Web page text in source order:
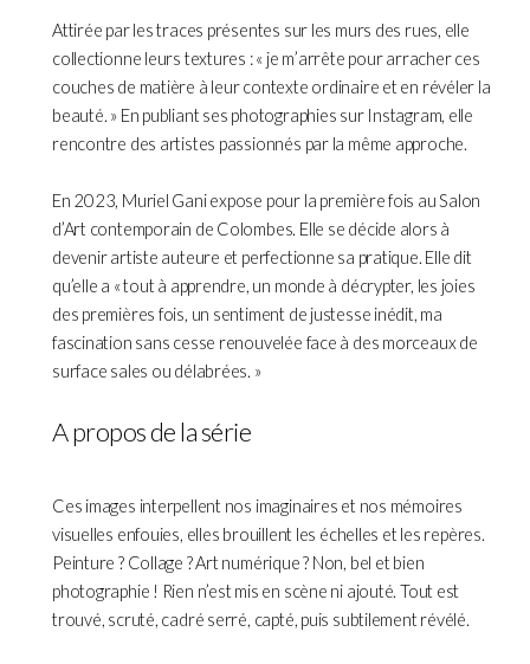
Attirée par les traces présentes sur les murs des rues, elle
collectionne leurs textures : « je m’arrête pour arracher ces
couches de matière à leur contexte ordinaire et en révéler la
beauté. » En publiant ses photographies sur Instagram, elle
rencontre des artistes passionnés par la même approche.
En 2023, Muriel Gani expose pour la première fois au Salon
d’Art contemporain de Colombes. Elle se décide alors à
devenir artiste auteure et perfectionne sa pratique. Elle dit
qu’elle a « tout à apprendre, un monde à décrypter, les joies
des premières fois, un sentiment de justesse inédit, ma
fascination sans cesse renouvelée face à des morceaux de
surface sales ou délabrées. »
A propos de la série
Ces images interpellent nos imaginaires et nos mémoires
visuelles enfouies, elles brouillent les échelles et les repères.
Peinture ? Collage ? Art numérique ? Non, bel et bien
photographie ! Rien n’est mis en scène ni ajouté. Tout est
trouvé, scruté, cadré serré, capté, puis subtilement révélé.